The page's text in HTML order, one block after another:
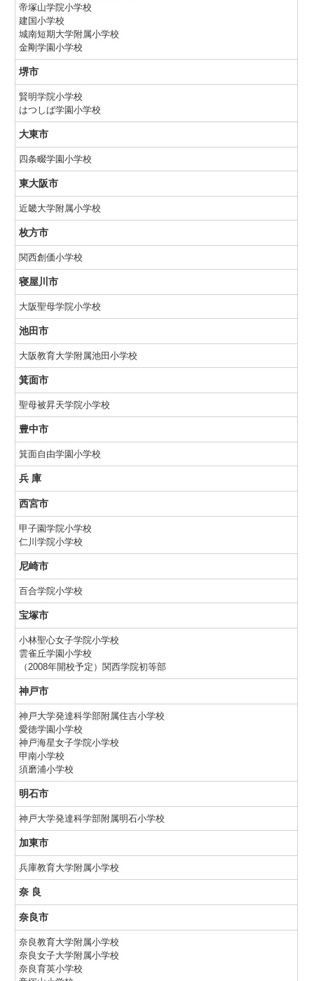
帝塚山学院小学校
建国小学校
城南短期大学附属小学校
金剛学園小学校
堺市
賢明学院小学校
はつしば学園小学校
大東市
四条畷学園小学校
東大阪市
近畿大学附属小学校
枚方市
関西創価小学校
寝屋川市
大阪聖母学院小学校
池田市
大阪教育大学附属池田小学校
箕面市
聖母被昇天学院小学校
豊中市
箕面自由学園小学校
兵 庫
西宮市
甲子園学院小学校
仁川学院小学校
尼崎市
百合学院小学校
宝塚市
小林聖心女子学院小学校
雲雀丘学園小学校
（2008年開校予定）関西学院初等部
神戸市
神戸大学発達科学部附属住吉小学校
愛徳学園小学校
神戸海星女子学院小学校
甲南小学校
須磨浦小学校
明石市
神戸大学発達科学部附属明石小学校
加東市
兵庫教育大学附属小学校
奈 良
奈良市
奈良教育大学附属小学校
奈良女子大学附属小学校
奈良育英小学校